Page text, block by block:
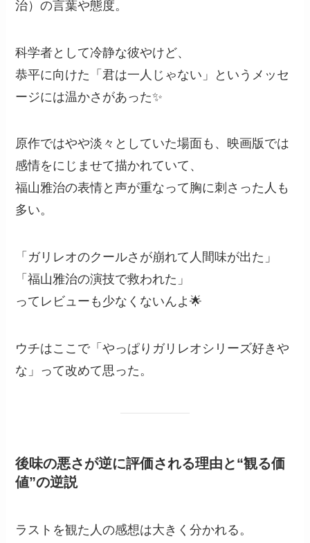
治）の言葉や態度。
科学者として冷静な彼やけど、
恭平に向けた「君は一人じゃない」というメッセ
ージには温かさがあった✨
原作ではやや淡々としていた場面も、映画版では
感情をにじませて描かれていて、
福山雅治の表情と声が重なって胸に刺さった人も
多い。
「ガリレオのクールさが崩れて人間味が出た」
「福山雅治の演技で救われた」
ってレビューも少なくないんよ🌟
ウチはここで「やっぱりガリレオシリーズ好きや
な」って改めて思った。
後味の悪さが逆に評価される理由と“観る価
値”の逆説
ラストを観た人の感想は大きく分かれる。